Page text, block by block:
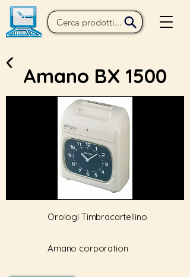
Amano BX 1500
Orologi Timbracartellino
Amano corporation